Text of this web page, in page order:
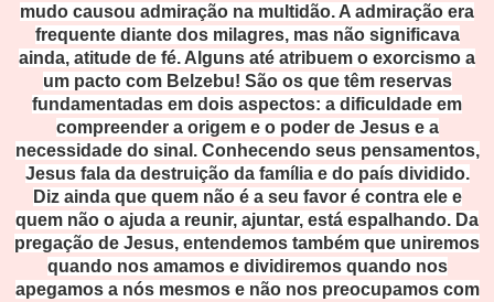
mudo causou admiração na multidão. A admiração era
frequente diante dos milagres, mas não significava
ainda, atitude de fé. Alguns até atribuem o exorcismo a
um pacto com Belzebu! São os que têm reservas
fundamentadas em dois aspectos: a dificuldade em
compreender a origem e o poder de Jesus e a
necessidade do sinal. Conhecendo seus pensamentos,
Jesus fala da destruição da família e do país dividido.
Diz ainda que quem não é a seu favor é contra ele e
quem não o ajuda a reunir, ajuntar, está espalhando. Da
pregação de Jesus, entendemos também que uniremos
quando nos amamos e dividiremos quando nos
apegamos a nós mesmos e não nos preocupamos com